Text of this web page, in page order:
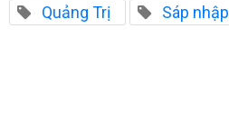
Quảng Trị Sáp nhập